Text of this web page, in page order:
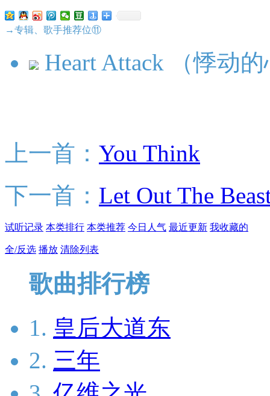
→专辑、歌手推荐位⑪
Heart Attack （悸动
上一首： You Think
下一首： Let Out The
试听记录 本类排行 本类推荐 今日人气 最近更新 我收藏的
全/反选 播放 清除列表
歌曲排行榜
1. 皇后大道东
2. 三年